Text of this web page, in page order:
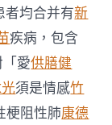
〉
者均合并有新
疾病，包含
「愛供膳健
須是情感竹
梗阻性肺康德